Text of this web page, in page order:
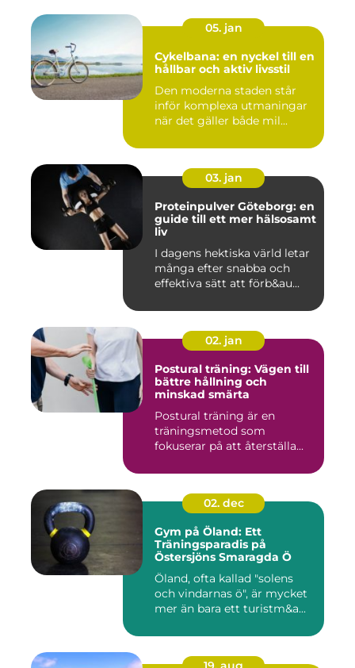
05. jan
Cykelbana: en nyckel till en
hållbar och aktiv livsstil
Den moderna staden står
inför komplexa utmaningar
när det gäller både mil...
03. jan
Proteinpulver Göteborg: en
guide till ett mer hälsosamt
liv
I dagens hektiska värld letar
många efter snabba och
effektiva sätt att förb&au...
02. jan
Postural träning: Vägen till
bättre hållning och
minskad smärta
Postural träning är en
träningsmetod som
fokuserar på att återställa...
02. dec
Gym på Öland: Ett
Träningsparadis på
Östersjöns Smaragda Ö
Öland, ofta kallad "solens
och vindarnas ö", är mycket
mer än bara ett turistm&a...